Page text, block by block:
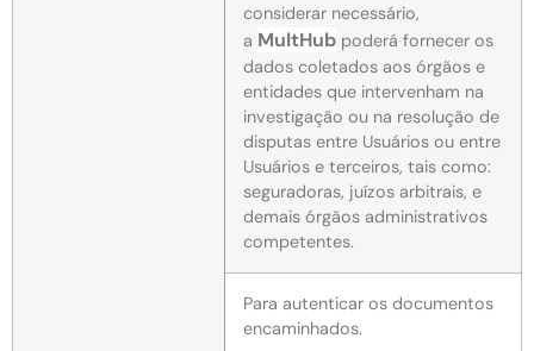
considerar necessário,
a MultHub poderá fornecer os
dados coletados aos órgãos e
entidades que intervenham na
investigação ou na resolução de
disputas entre Usuários ou entre
Usuários e terceiros, tais como:
seguradoras, juízos arbitrais, e
demais órgãos administrativos
competentes.
Para autenticar os documentos
encaminhados.